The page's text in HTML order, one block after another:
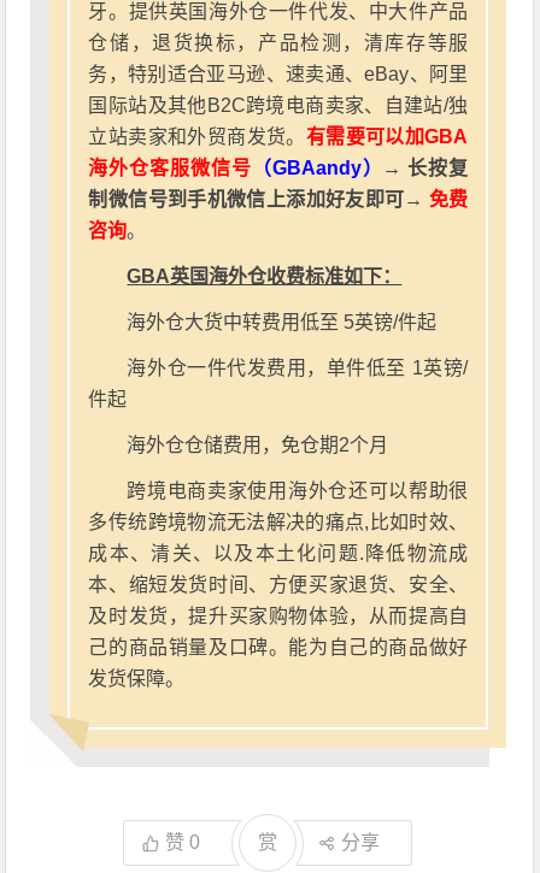
牙。提供英国海外仓一件代发、中大件产品
仓储，退货换标，产品检测，清库存等服
务，特别适合亚马逊、速卖通、eBay、阿里
国际站及其他B2C跨境电商卖家、自建站/独
立站卖家和外贸商发货。 有需要可以加GBA
海外仓客服微信号 （GBAandy）
→ 长按复
制微信号到手机微信上添加好友即可→ 免费
咨询。
GBA英国海外仓收费标准如下：
海外仓大货中转费用低至 5英镑/件起
海外仓一件代发费用，单件低至 1英镑/
件起
海外仓仓储费用，免仓期2个月
跨境电商卖家使用海外仓还可以帮助很
多传统跨境物流无法解决的痛点,比如时效、
成本、清关、以及本土化问题.降低物流成
本、缩短发货时间、方便买家退货、安全、
及时发货，提升买家购物体验，从而提高自
己的商品销量及口碑。能为自己的商品做好
发货保障。
赞0 赏 分享